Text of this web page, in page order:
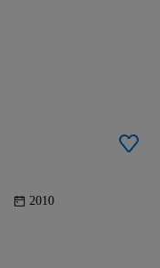
2010